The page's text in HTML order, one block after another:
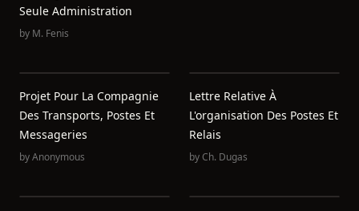
Seule Administration
by M. Fenis
Projet Pour La Compagnie
Des Transports, Postes Et
Messageries
byAnonymous
Lettre Relative À
L'organisation Des Postes Et
Relais
byCh. Dugas